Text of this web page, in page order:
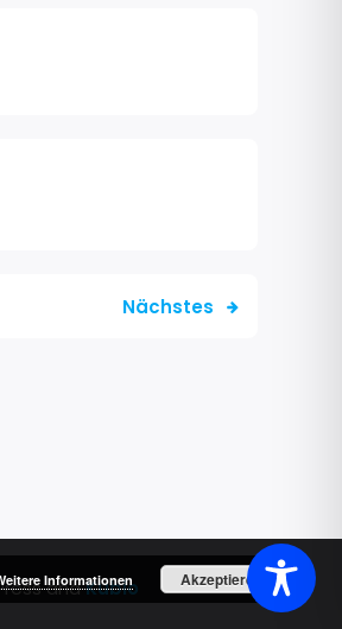
Nächstes
andKubio
Informationen Akzeptieren